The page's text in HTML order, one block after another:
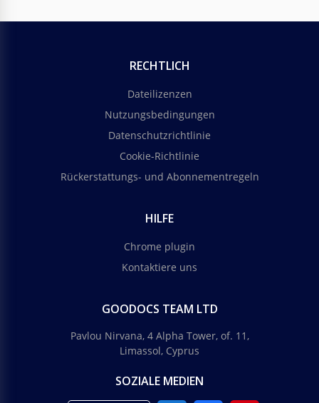
RECHTLICH
Dateilizenzen
Nutzungsbedingungen
Datenschutzrichtlinie
Cookie-Richtlinie
Rückerstattungs- und Abonnementregeln
HILFE
Chrome plugin
Kontaktiere uns
GOODOCS TEAM LTD
Pavlou Nirvana, 4 Alpha Tower, of. 11,
Limassol, Cyprus
SOZIALE MEDIEN